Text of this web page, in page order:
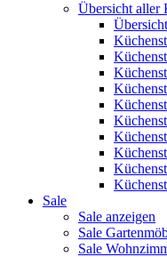
Übersicht aller
Sale
Sale anzeigen
Sale
Sale